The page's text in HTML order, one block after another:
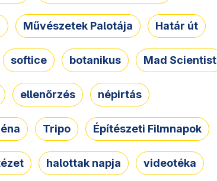
Művészetek Palotája Határ út
softice botanikus Mad Scientist
ellenőrzés népirtás
Tripo Építészeti Filmnapok
halottak napja videotéka